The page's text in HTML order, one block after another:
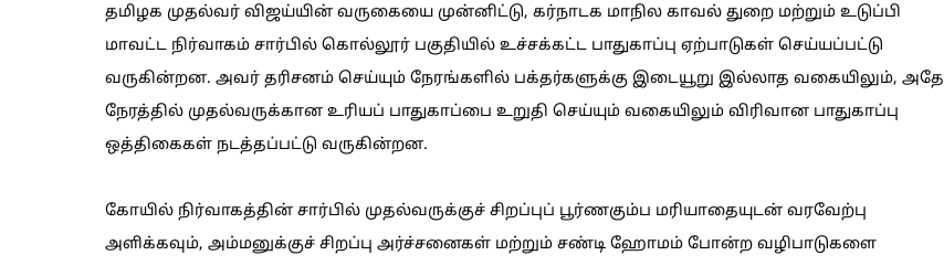
தமிழக முதல்வர் விஜய்யின் வருகையை முன்னிட்டு, கர்நாடக மாநில காவல் துறை மற்றும் உடுப்பி
மாவட்ட நிர்வாகம் சார்பில் கொல்லூர் பகுதியில் உச்சக்கட்ட பாதுகாப்பு ஏற்பாடுகள் செய்யப்பட்டு
வருகின்றன. அவர் தரிசனம் செய்யும் நேரங்களில் பக்தர்களுக்கு இடையூறு இல்லாத வகையிலும், அதே
நேரத்தில் முதல்வருக்கான உரியப் பாதுகாப்பை உறுதி செய்யும் வகையிலும் விரிவான பாதுகாப்பு
ஒத்திகைகள் நடத்தப்பட்டு வருகின்றன.
கோயில் நிர்வாகத்தின் சார்பில் முதல்வருக்குச் சிறப்புப் பூர்ணகும்ப மரியாதையுடன் வரவேற்பு
அளிக்கவும், அம்மனுக்குச் சிறப்பு அர்ச்சனைகள் மற்றும் சண்டி ஹோமம் போன்ற வழிபாடுகளை